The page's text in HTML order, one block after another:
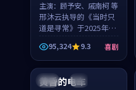
主演： 顾予安、戚南柯 等
邢沐云执导的《当时只
道是寻常》于2025年面
世，泰国的城市气质与
母女情深的人物心境共
同构筑了影片基调。顾
予安、戚南柯用细腻的
表演撑起整部喜剧电
95,324 9.3 喜剧
日本 4K
黄昏的电车